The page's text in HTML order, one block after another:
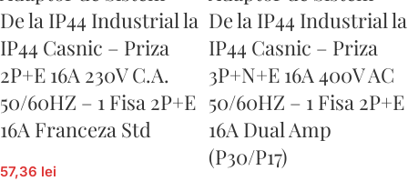
De la IP44 Industrial la
IP44 Casnic – Priza
2P+E 16A 230V C.A.
50/60HZ – 1 Fisa 2P+E
16A Franceza Std
57,36 lei
De la IP44 Industrial la
IP44 Casnic – Priza
3P+N+E 16A 400V AC
50/60HZ – 1 Fisa 2P+E
16A Dual Amp
(P30/P17)